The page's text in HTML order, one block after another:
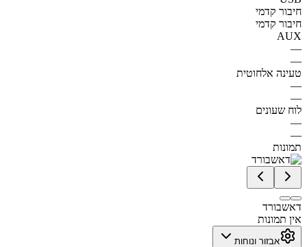
חיבור קדמי
חיבור קדמי
AUX
—
—
טעינה אלחוטית
—
—
לוח שעונים
—
—
תמונות
דאשבורד
אין תמונות
אבזור ונוחות